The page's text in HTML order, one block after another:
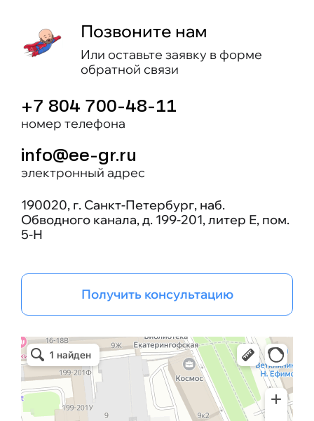
Позвоните нам
Или оставьте заявку в форме
обратной связи
+7 804 700-48-11
номер телефона
info@ee-gr.ru
электронный адрес
190020, г. Санкт-Петербург, наб.
Обводного канала, д. 199-201, литер Е, пом.
5-Н
Получить консультацию
Эрго Инжиниринг групп
Бизнес-консалтинг в Санкт‑Петербурге
Проектная организация в Санкт‑Петербурге